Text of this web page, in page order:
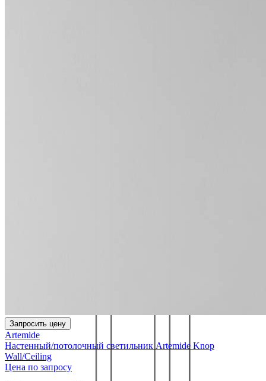
Запросить цену
Artemide
Настенный/потолочный светильник Artemide Knop
Wall/Ceiling
Цена по запросу